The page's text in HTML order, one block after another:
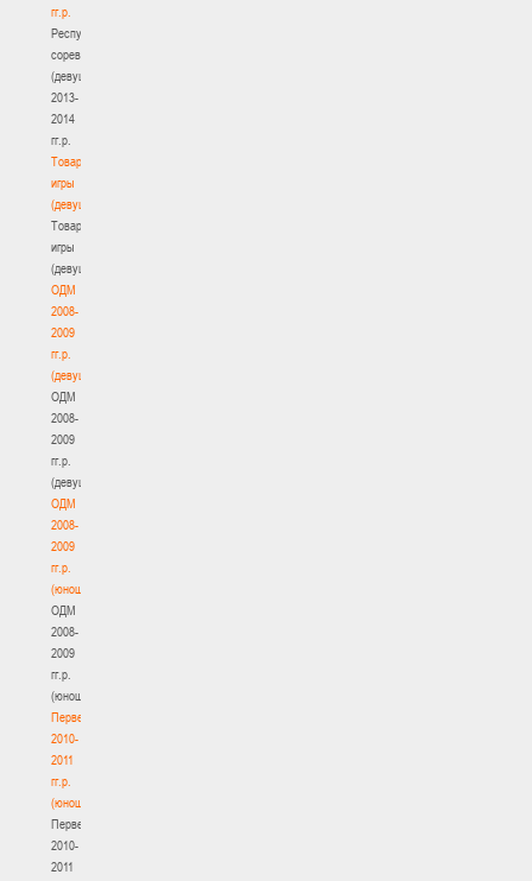
гг.р.
Республиканские
соревнования
(девушки)
2013-
2014
гг.р.
Товарищеские
игры
(девушки)
Товарищеские
игры
(девушки)
ОДМ
2008-
2009
гг.р.
(девушки)
ОДМ
2008-
2009
гг.р.
(девушки)
ОДМ
2008-
2009
гг.р.
(юноши)
ОДМ
2008-
2009
гг.р.
(юноши)
Первенство
2010-
2011
гг.р.
(юноши)
Первенство
2010-
2011